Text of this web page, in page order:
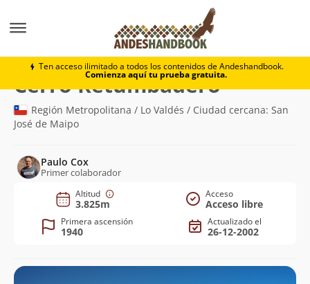
Ten acceso ilimitado a todos los contenidos de Andeshandbook.
Comienza aquí tu prueba gratuita.
Cerro Retumbadero
Cerro Retumbadero(3.825m)
Región Metropolitana / Lo Valdés / Ciudad cercana: San
José de Maipo
Paulo Cox
Primer colaborador
Altitud
3.825m
Acceso
Acceso libre
Primera ascensión
1940
Actualizado el
26-12-2002